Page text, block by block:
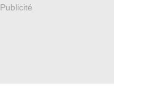
Publicité